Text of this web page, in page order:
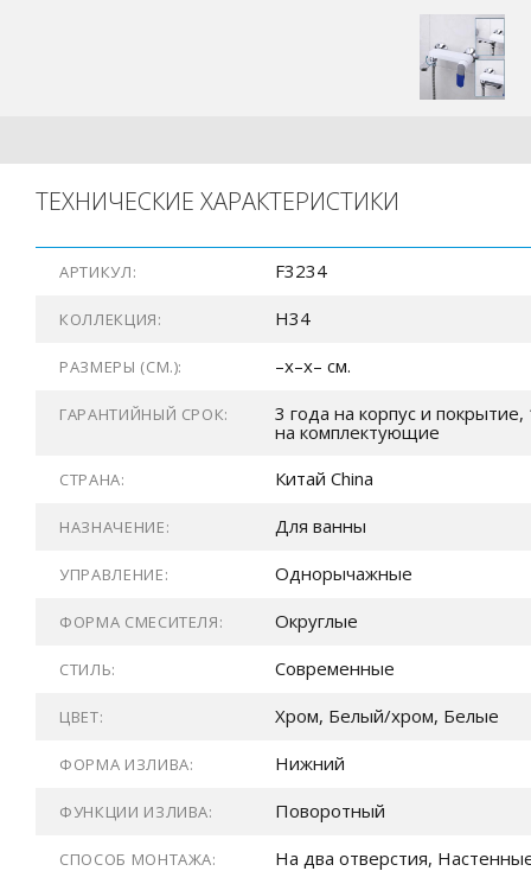
ТЕХНИЧЕСКИЕ ХАРАКТЕРИСТИКИ
АРТИКУЛ: F3234
КОЛЛЕКЦИЯ: H34
РАЗМЕРЫ (СМ.): –x–x– см.
ГАРАНТИЙНЫЙ СРОК:
3 года на корпус и покрытие,
на комплектующие
СТРАНА: Китай China
НАЗНАЧЕНИЕ: Для ванны
УПРАВЛЕНИЕ: Однорычажные
ФОРМА СМЕСИТЕЛЯ: Округлые
СТИЛЬ: Современные
ЦВЕТ: Хром, Белый/хром, Белые
ФОРМА ИЗЛИВА: Нижний
ФУНКЦИИ ИЗЛИВА: Поворотный
СПОСОБ МОНТАЖА: На два отверстия,